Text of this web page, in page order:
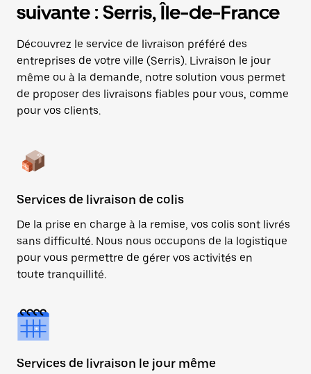
suivante : Serris, Île-de-France
Découvrez le service de livraison préféré des
entreprises de votre ville (Serris). Livraison le jour
même ou à la demande, notre solution vous permet
de proposer des livraisons fiables pour vous, comme
pour vos clients.
Services de livraison de colis
De la prise en charge à la remise, vos colis sont livrés
sans difficulté. Nous nous occupons de la logistique
pour vous permettre de gérer vos activités en
toute tranquillité.
Services de livraison le jour même